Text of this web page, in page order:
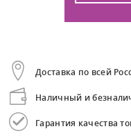
Доставка по всей
Наличный и
Гарантия качества